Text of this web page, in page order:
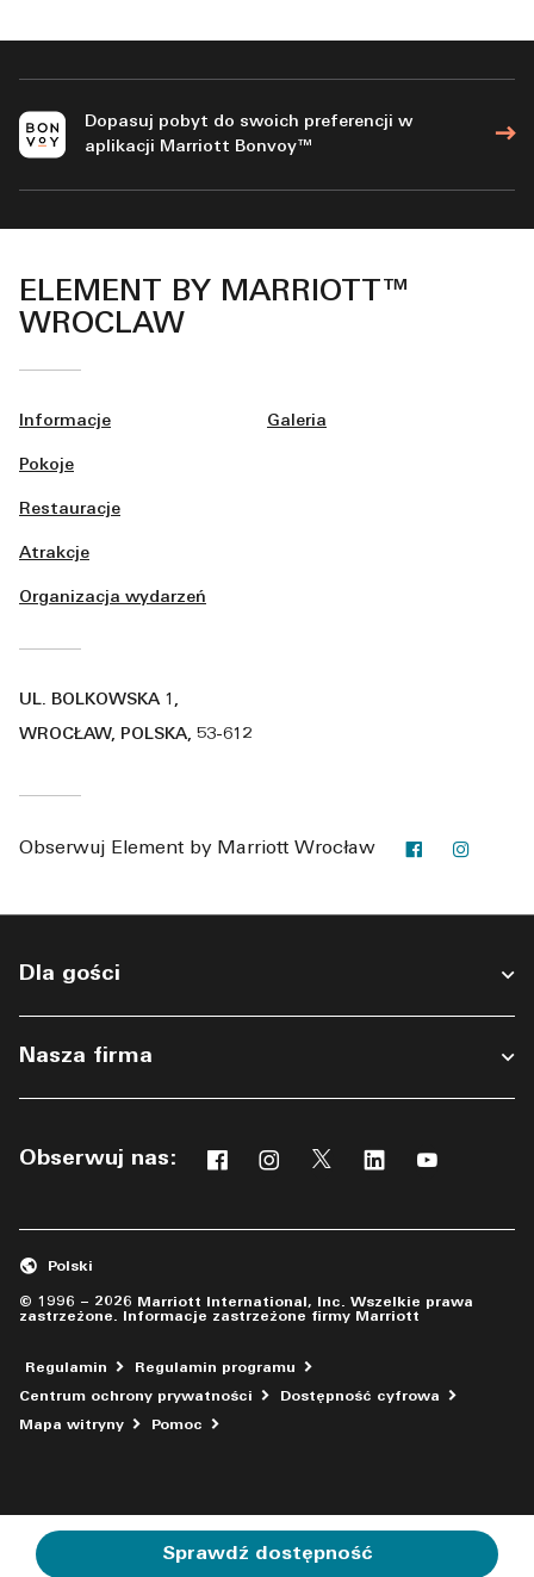
Sprawdź dostępność
Dopasuj pobyt do swoich preferencji w
aplikacji Marriott Bonvoy™
ELEMENT BY MARRIOTT™
WROCLAW
Informacje
Pokoje
Restauracje
Atrakcje
Organizacja wydarzeń
Galeria
UL. BOLKOWSKA 1,
WROCŁAW, POLSKA, 53-612
Obserwuj Element by Marriott Wrocław Facebook
Dla gości
Nasza firma
Obserwuj nas:
Facebook
Otwiera nowe okno
Instagram
Otwiera nowe okno
Twitter
Otwiera nowe okno
Linkedin
Otwiera nowe
© 1996 – 2026 Marriott International, Inc. Wszelkie prawa
zastrzeżone. Informacje zastrzeżone firmy Marriott
Polski
Regulamin
Regulamin programu
Centrum ochrony prywatności
Dostępność cyfrowa
Mapa witryny
Pomoc